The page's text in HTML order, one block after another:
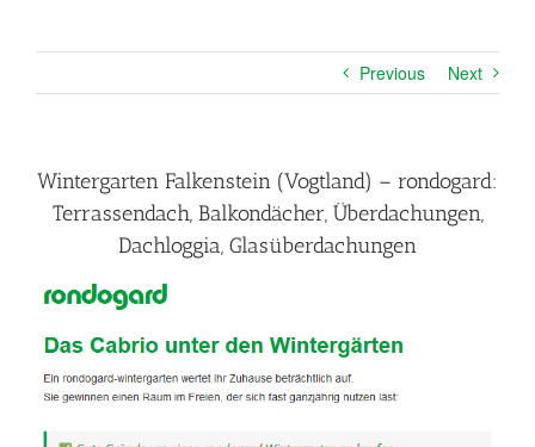
Previous Next
Wintergarten Falkenstein (Vogtland) – rondogard:
Terrassendach, Balkondächer, Überdachungen,
Dachloggia, Glasüberdachungen